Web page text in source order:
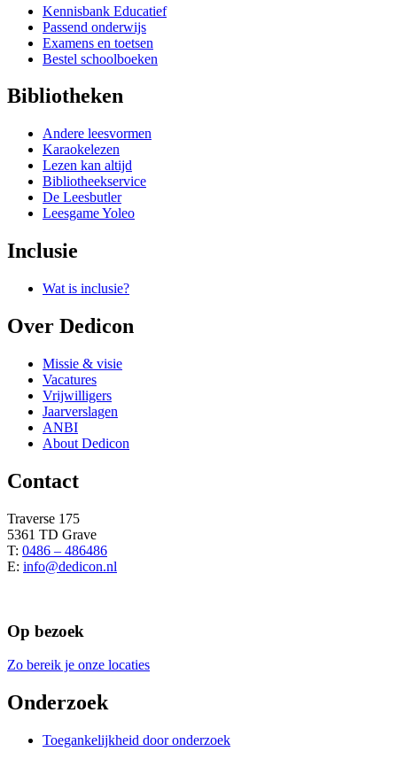
Kennisbank Educatief
Passend onderwijs
Examens en toetsen
Bestel schoolboeken
Bibliotheken
Andere leesvormen
Karaokelezen
Lezen kan altijd
Bibliotheekservice
De Leesbutler
Leesgame Yoleo
Inclusie
Wat is inclusie?
Over Dedicon
Missie & visie
Vacatures
Vrijwilligers
Jaarverslagen
ANBI
About Dedicon
Contact
Traverse 175
5361 TD Grave
T: 0486 – 486486
E: info@dedicon.nl
Op bezoek
Zo bereik je onze locaties
Onderzoek
Toegankelijkheid door onderzoek